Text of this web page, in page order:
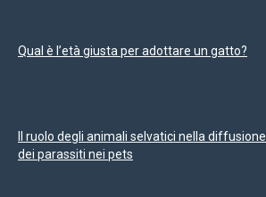
Qual è l’età giusta per adottare un gatto?
Il ruolo degli animali selvatici nella diffusione
dei parassiti nei pets